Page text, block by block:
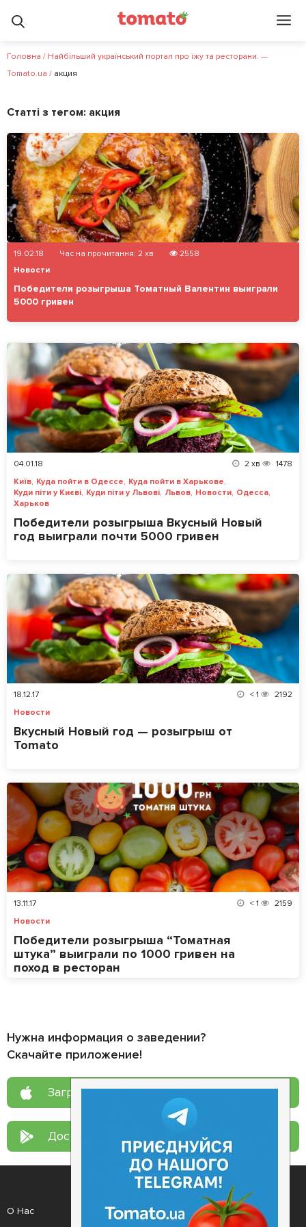
Головна / Найбільший український портал про їжу та ресторани. —
Tomato.ua / акция
Статті з тегом: акция
19.02.18 Час на прочитання: 2 хв
2558
Новости
Победители розыгрыша Томатный Валентин выиграли
5000 гривен
04.01.18 2 хв
1478
Київ, Куда пойти в Одессе, Куда пойти в Харькове,
Куди піти у Києві, Куди піти у Львові, Львов, Новости, Одесса,
Харьков
Победители розыгрыша Вкусный Новый
год выиграли почти 5000 гривен
18.12.17 < 1
2192
Новости
Вкусный Новый год — розыгрыш от
Tomato
13.11.17 < 1
2159
Новости
Победители розыгрыша “Томатная
штука” выиграли по 1000 гривен на
поход в ресторан
Нужна информация о заведении?
Скачайте приложение!
Загрузите в App Store
Доступно в Google Play
О Нас Рецепт дня